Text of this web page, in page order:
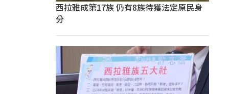
西拉雅成第17族 仍有8族待獲法定原民身
分